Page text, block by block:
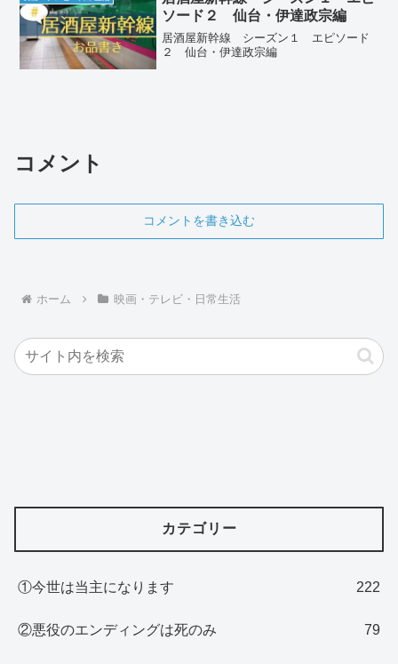
ソード２ 仙台・伊達政宗編
居酒屋新幹線 シーズン１ エピソード
２ 仙台・伊達政宗編
コメント
コメントを書き込む
ホーム 映画・テレビ・日常生活
カテゴリー
①今世は当主になります 222
②悪役のエンディングは死のみ 79